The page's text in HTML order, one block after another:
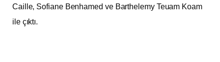
Caille, Sofiane Benhamed ve Barthelemy Teuam Koam
ile çıktı.